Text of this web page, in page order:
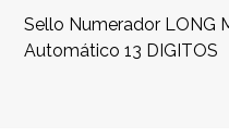
Sello Numerador LONG
Automático 13 DIGITOS